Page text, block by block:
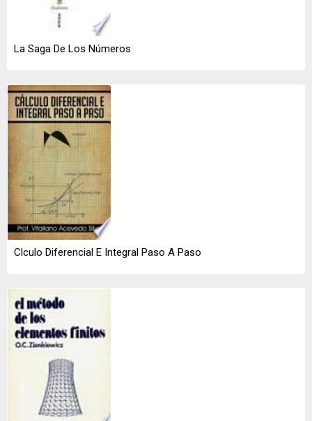
La Saga De Los Números
Clculo Diferencial E Integral Paso A Paso